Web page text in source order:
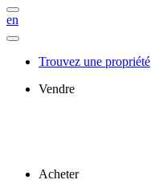
en
Trouvez une propriété
Vendre
Acheter